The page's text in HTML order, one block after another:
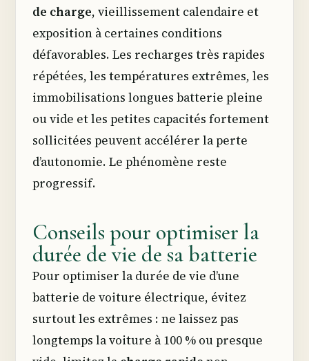
de charge, vieillissement calendaire et
exposition à certaines conditions
défavorables. Les recharges très rapides
répétées, les températures extrêmes, les
immobilisations longues batterie pleine
ou vide et les petites capacités fortement
sollicitées peuvent accélérer la perte
d’autonomie. Le phénomène reste
progressif.
Conseils pour optimiser la
durée de vie de sa batterie
Pour optimiser la durée de vie d’une
batterie de voiture électrique, évitez
surtout les extrêmes : ne laissez pas
longtemps la voiture à 100 % ou presque